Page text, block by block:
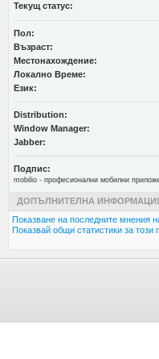
Текущ статус:
Пол:
Възраст:
Местонахождение:
Локално Време:
Език:
Distribution:
Window Manager:
Jabber:
Подпис:
mobilio - професионални мобилни
ДОПЪЛНИТЕЛНА
Показване на последните мнения
Показвай общи статистики за този